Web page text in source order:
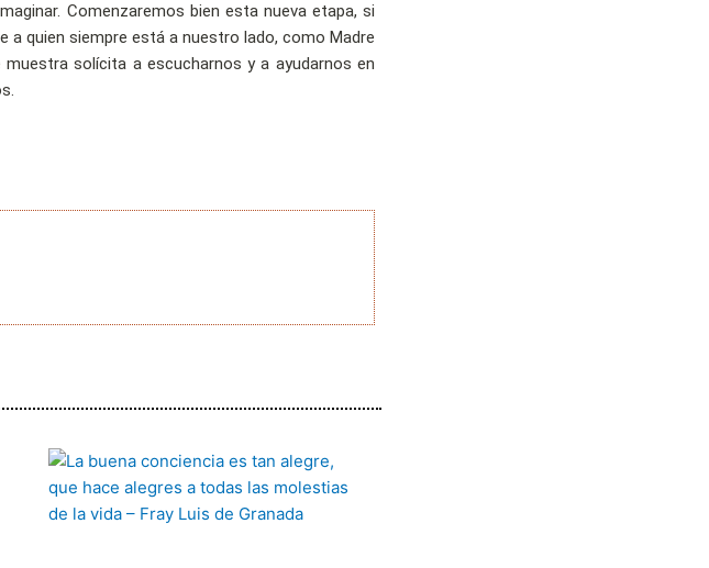
Comenzaremos bien esta nueva etapa, si
quien siempre está a nuestro lado, como Madre
solícita a escucharnos y a ayudarnos en